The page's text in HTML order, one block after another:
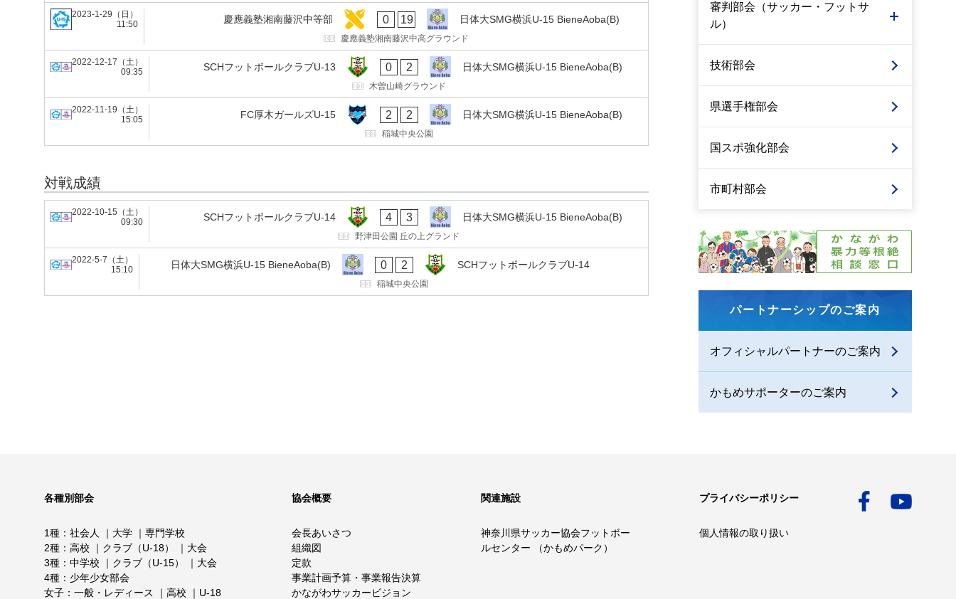
2023-1-29（日）
11:50
慶應義塾湘南藤沢中等部 0 19 日体大SMG横浜U-15 BieneAoba(B)
慶應義塾湘南藤沢中高グラウンド
2022-12-17（土）
09:35
SCHフットボールクラブU-13 0 2 日体大SMG横浜U-15 BieneAoba(B)
木曽山崎グラウンド
2022-11-19（土）
15:05
FC厚木ガールズU-15 2 2 日体大SMG横浜U-15 BieneAoba(B)
稲城中央公園
対戦成績
2022-10-15（土）
09:30
SCHフットボールクラブU-14 4 3 日体大SMG横浜U-15 BieneAoba(B)
野津田公園 丘の上グランド
2022-5-7（土）
15:10
日体大SMG横浜U-15 BieneAoba(B) 0 2 SCHフットボールクラブU-14
稲城中央公園
審判部会（サッカー・フットサ
ル）
技術部会
県選手権部会
国スポ強化部会
市町村部会
パートナーシップのご案内
オフィシャルパートナーのご案内
かもめサポーターのご案内
各種別部会
1種 社会人 大学
専門学校
2種
高校 クラブ（U-18）
大会
3種
中学校 クラブ（U-15）
大会
4種
少年少女部会
女子
一般・レディース 高校 U-18
協会概要
会長あいさつ
組織図
定款
事業計画予算・事業報告決算
かながわサッカービジョン
関連施設
神奈川県サッカー協会フットボー
ルセンター （かもめパーク）
プライバシーポリシー
個人情報の取り扱い